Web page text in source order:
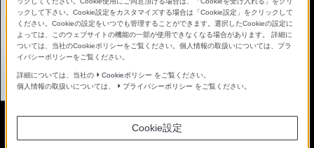
な
い
世
界
へ。
α
Universe
ックして下さい。Cookie設定をカスタマイズする場合は「Cookie設定」をクリックして
ください。Cookieの設定をいつでも管理することができます。選択したCookieの設定に
よっては、このウェブサイトの機能の一部が使用できなくなる場合があります。 詳細に
ついては、当社のCookieポリシーをご覧ください。個人情報の取扱いについては、プラ
イバシーポリシーをご覧ください。
詳細については、当社の Cookieポリシー をご覧ください。
個人情報の取扱いについては、
プライバシーポリシー をご覧ください。
Cookie設定